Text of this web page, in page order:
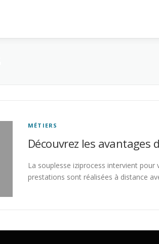
MÉTIERS
Découvrez les avantages
La souplesse iziprocess intervient
prestations sont réalisées à distance